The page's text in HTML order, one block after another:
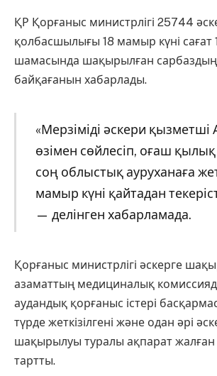
ҚР Қорғаныс министрлігі 25744
қолбасшылығы 18 мамыр күні сағат
шамасында шақырылған
байқағанын хабарлады.
«Мерзіміді әскери қызметші
өзімен сөйлесіп, оғаш
соң облыстық ауруханаға
мамыр күні қайтадан
— делінген хабарламада.
Қорғаныс министрлігі әскерге
азаматтың медициналық
аудандық қорғаныс істері
түрде жеткізілгені және одан әрі
шақырылуы туралы ақпарат жалған
тартты.